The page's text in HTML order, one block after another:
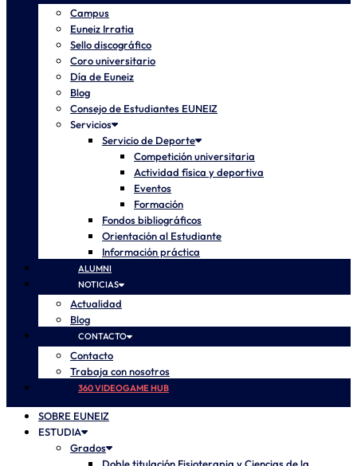
Campus
Euneiz Irratia
Sello discográfico
Coro universitario
Día de Euneiz
Blog
Consejo de Estudiantes EUNEIZ
Servicios
Servicio de Deporte
Competición universitaria
Actividad física y deportiva
Eventos
Formación
Fondos bibliográficos
Orientación al Estudiante
Información práctica
ALUMNI
NOTICIAS
Actualidad
Blog
CONTACTO
Contacto
Trabaja con nosotros
360 VIDEOGAME HUB
SOBRE EUNEIZ
ESTUDIA
Grados